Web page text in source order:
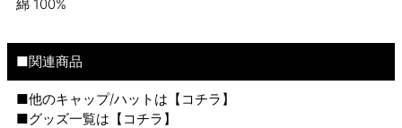
綿 100%
■関連商品
■他のキャップ/ハットは【 コチラ 】
■グッズ一覧は【 コチラ 】